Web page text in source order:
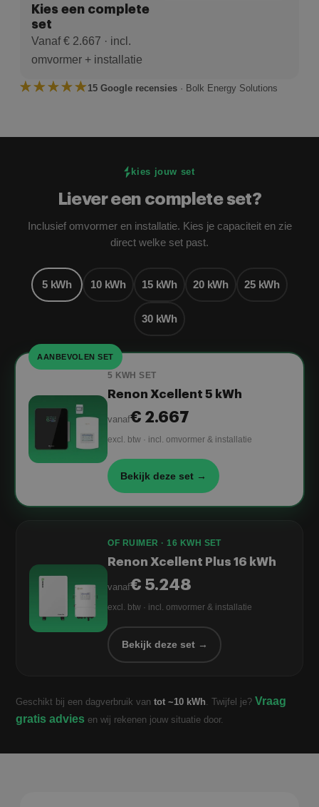
Kies een complete
set
Vanaf € 2.667 · incl.
omvormer + installatie
15 Google recensies· Bolk Energy Solutions
kies jouw set
Liever een complete set?
Inclusief omvormer en installatie. Kies je capaciteit en zie
direct welke set past.
5 kWh 10 kWh 15 kWh 20 kWh 25 kWh
30 kWh
AANBEVOLEN SET
5 KWH SET
Renon Xcellent 5 kWh
vanaf€ 2.667
excl. btw · incl. omvormer & installatie
Bekijk deze set →
OF RUIMER · 16 KWH SET
Renon Xcellent Plus 16 kWh
vanaf€ 5.248
excl. btw · incl. omvormer & installatie
Bekijk deze set →
Geschikt bij een dagverbruik vantot ~10 kWh . Twijfel je? Vraag
gratis advies en wij rekenen jouw situatie door.